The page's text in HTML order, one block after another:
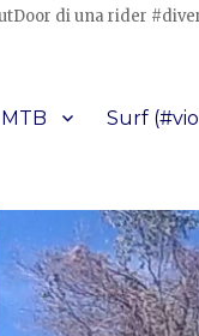
di una rider
MTB Surf